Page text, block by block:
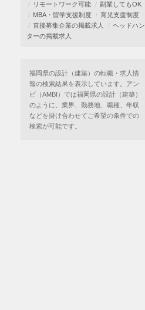
リモートワーク可能
副業してもOK
MBA・留学支援制度
育児支援制度
直接募集企業の掲載求人
ヘッドハン
ターの掲載求人
福岡県の設計（建築）の転職・求人情
報の検索結果を表示しています。アン
ビ（AMBI）では福岡県の設計（建築）
のように、業界、勤務地、職種、年収
などを掛け合わせてご希望の条件での
検索が可能です。